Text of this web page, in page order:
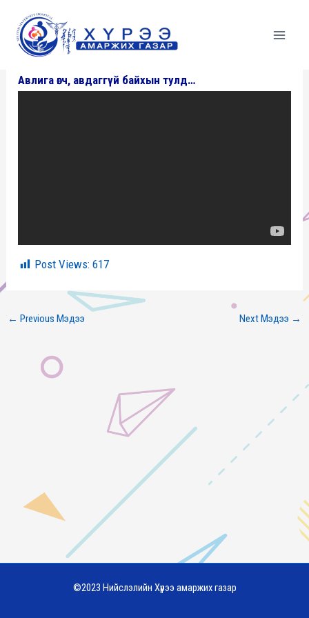
content
Авлига өгч, авдаггүй байхын тулд…
Post Views: 617
← Previous Мэдээ Next Мэдээ →
©2023 Нийслэлийн Хүрээ амаржих газар